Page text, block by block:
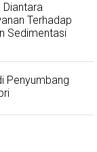
Diantara
Terhadap
Sedimentasi
Penyumbang